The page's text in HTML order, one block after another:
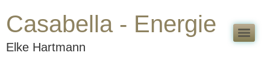
Casabella - Energie
Elke Hartmann